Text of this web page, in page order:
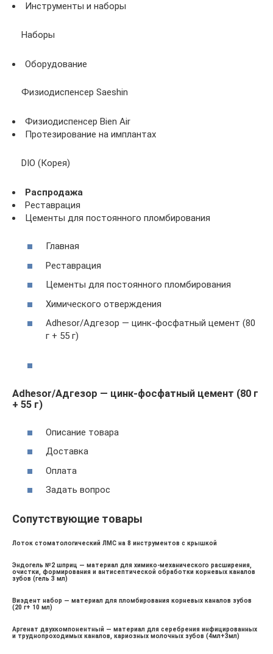
Инструменты и наборы
Наборы
Оборудование
Физиодиспенсер Saeshin
Физиодиспенсер Bien Air
Протезирование на имплантах
DIO (Корея)
Распродажа
Реставрация
Цементы для постоянного пломбирования
Главная
Реставрация
Цементы для постоянного пломбирования
Химического отверждения
Adhesor/Адгезор — цинк-фосфатный цемент (80
г + 55 г)
Adhesor/Адгезор — цинк-фосфатный цемент (80 г
+ 55 г)
Описание товара
Доставка
Оплата
Задать вопрос
Сопутствующие товары
Лоток стоматологический ЛМС на 8 инструментов с крышкой
Эндогель №2 шприц — материал для химико-механического расширения,
очистки, формирования и антисептической обработки корневых каналов
зубов (гель 3 мл)
Виэдент набор — материал для пломбирования корневых каналов зубов
(20 г+ 10 мл)
Аргенат двухкомпонентный — материал для серебрения инфицированных
и труднопроходимых каналов, кариозных молочных зубов (4мл+3мл)